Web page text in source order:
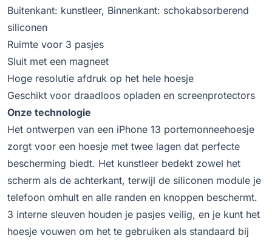
Buitenkant: kunstleer, Binnenkant: schokabsorberend
siliconen
Ruimte voor 3 pasjes
Sluit met een magneet
Hoge resolutie afdruk op het hele hoesje
Geschikt voor draadloos opladen en screenprotectors
Onze technologie
Het ontwerpen van een iPhone 13 portemonneehoesje
zorgt voor een hoesje met twee lagen dat perfecte
bescherming biedt. Het kunstleer bedekt zowel het
scherm als de achterkant, terwijl de siliconen module je
telefoon omhult en alle randen en knoppen beschermt.
3 interne sleuven houden je pasjes veilig, en je kunt het
hoesje vouwen om het te gebruiken als standaard bij